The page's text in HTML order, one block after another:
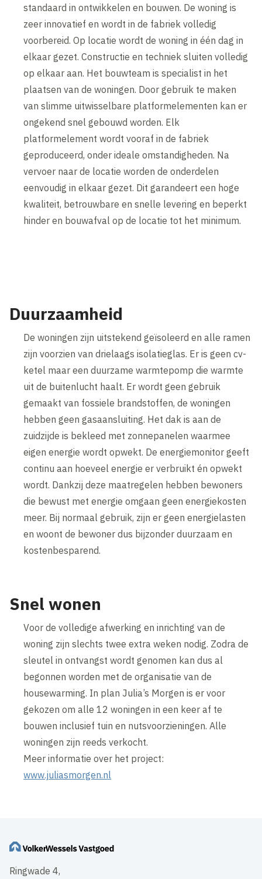
standaard in ontwikkelen en bouwen. De woning is
zeer innovatief en wordt in de fabriek volledig
voorbereid. Op locatie wordt de woning in één dag in
elkaar gezet. Constructie en techniek sluiten volledig
op elkaar aan. Het bouwteam is specialist in het
plaatsen van de woningen. Door gebruik te maken
van slimme uitwisselbare platformelementen kan er
ongekend snel gebouwd worden. Elk
platformelement wordt vooraf in de fabriek
geproduceerd, onder ideale omstandigheden. Na
vervoer naar de locatie worden de onderdelen
eenvoudig in elkaar gezet. Dit garandeert een hoge
kwaliteit, betrouwbare en snelle levering en beperkt
hinder en bouwafval op de locatie tot het minimum.
Duurzaamheid
De woningen zijn uitstekend geïsoleerd en alle ramen
zijn voorzien van drielaags isolatieglas. Er is geen cv-
ketel maar een duurzame warmtepomp die warmte
uit de buitenlucht haalt. Er wordt geen gebruik
gemaakt van fossiele brandstoffen, de woningen
hebben geen gasaansluiting. Het dak is aan de
zuidzijde is bekleed met zonnepanelen waarmee
eigen energie wordt opwekt. De energiemonitor geeft
continu aan hoeveel energie er verbruikt én opwekt
wordt. Dankzij deze maatregelen hebben bewoners
die bewust met energie omgaan geen energiekosten
meer. Bij normaal gebruik, zijn er geen energielasten
en woont de bewoner dus bijzonder duurzaam en
kostenbesparend.
Snel wonen
Voor de volledige afwerking en inrichting van de
woning zijn slechts twee extra weken nodig. Zodra de
sleutel in ontvangst wordt genomen kan dus al
begonnen worden met de organisatie van de
housewarming. In plan Julia’s Morgen is er voor
gekozen om alle 12 woningen in een keer af te
bouwen inclusief tuin en nutsvoorzieningen. Alle
woningen zijn reeds verkocht.
Meer informatie over het project:
www.juliasmorgen.nl
Ringwade 4,